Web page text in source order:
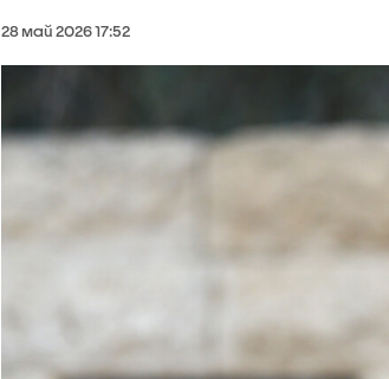
28 май 2026 17:52